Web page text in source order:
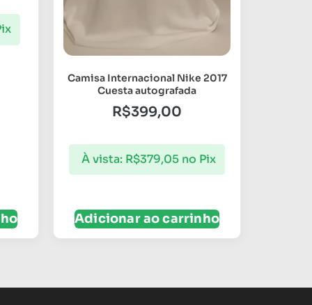
Camisa Internacional Nike 2017
Cuesta autografada
R$399,00
À vista: R$379,05 no Pix
Adicionar ao carrinho